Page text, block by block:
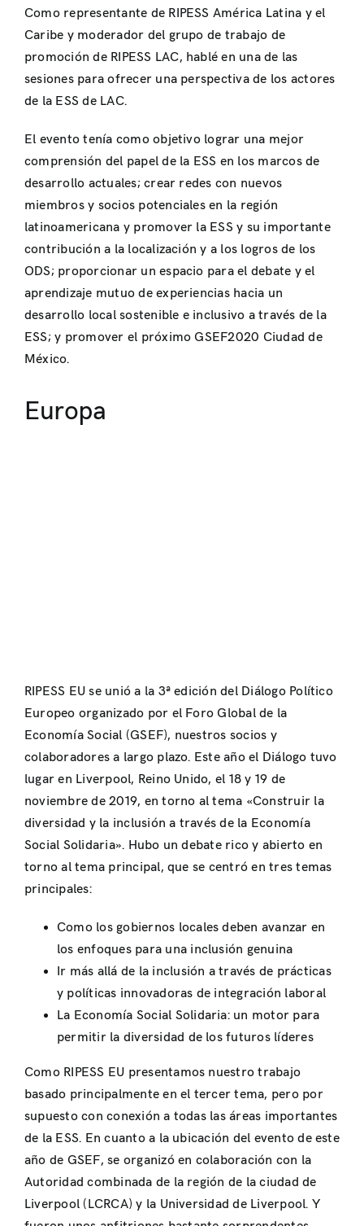
Como representante de RIPESS América Latina y el
Caribe y moderador del grupo de trabajo de
promoción de RIPESS LAC, hablé en una de las
sesiones para ofrecer una perspectiva de los actores
de la ESS de LAC.
El evento tenía como objetivo lograr una mejor
comprensión del papel de la ESS en los marcos de
desarrollo actuales; crear redes con nuevos
miembros y socios potenciales en la región
latinoamericana y promover la ESS y su importante
contribución a la localización y a los logros de los
ODS; proporcionar un espacio para el debate y el
aprendizaje mutuo de experiencias hacia un
desarrollo local sostenible e inclusivo a través de la
ESS; y promover el próximo GSEF2020 Ciudad de
México.
Europa
RIPESS EU se unió a la 3ª edición del Diálogo Político
Europeo organizado por el Foro Global de la
Economía Social (GSEF), nuestros socios y
colaboradores a largo plazo. Este año el Diálogo tuvo
lugar en Liverpool, Reino Unido, el 18 y 19 de
noviembre de 2019, en torno al tema «Construir la
diversidad y la inclusión a través de la Economía
Social Solidaria». Hubo un debate rico y abierto en
torno al tema principal, que se centró en tres temas
principales:
Como los gobiernos locales deben avanzar en
los enfoques para una inclusión genuina
Ir más allá de la inclusión a través de prácticas
y políticas innovadoras de integración laboral
La Economía Social Solidaria: un motor para
permitir la diversidad de los futuros líderes
Como RIPESS EU presentamos nuestro trabajo
basado principalmente en el tercer tema, pero por
supuesto con conexión a todas las áreas importantes
de la ESS. En cuanto a la ubicación del evento de este
año de GSEF, se organizó en colaboración con la
Autoridad combinada de la región de la ciudad de
Liverpool (LCRCA) y la Universidad de Liverpool. Y